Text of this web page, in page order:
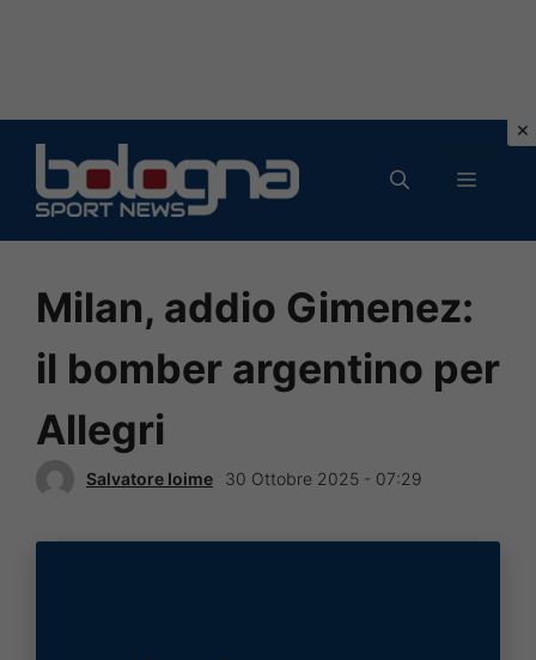
contenuto
MENU
Milan, addio Gimenez:
il bomber argentino per
Allegri
Salvatore Ioime 30 Ottobre 2025 - 07:29